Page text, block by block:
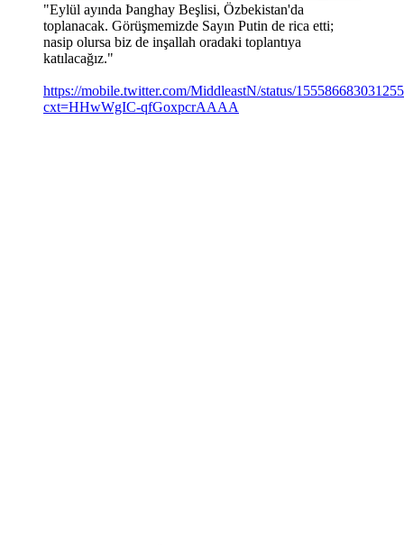
"Eylül ayında Þanghay Beşlisi, Özbekistan'da
toplanacak. Görüşmemizde Sayın Putin de rica etti;
nasip olursa biz de inşallah oradaki toplantıya
katılacağız."
https://mobile.twitter.com/MiddleastN/status/
cxt=HHwWgIC-qfGoxpcrAAAA